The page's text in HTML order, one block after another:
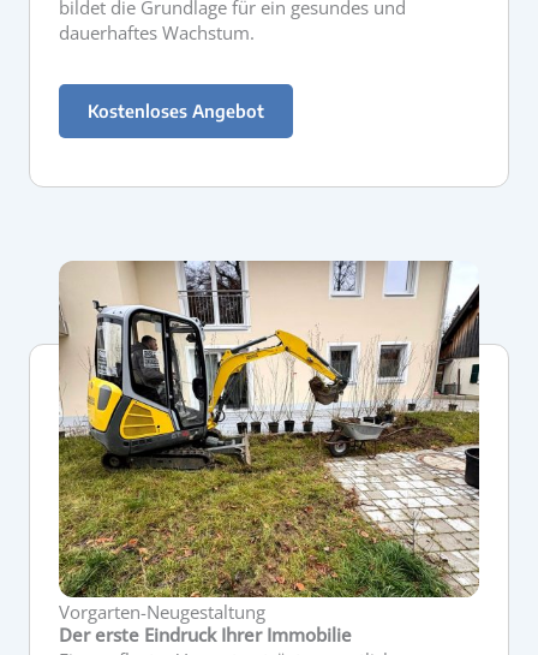
bildet die Grundlage für ein gesundes und
dauerhaftes Wachstum.
Kostenloses Angebot
Vorgarten-Neugestaltung
Der erste Eindruck Ihrer Immobilie